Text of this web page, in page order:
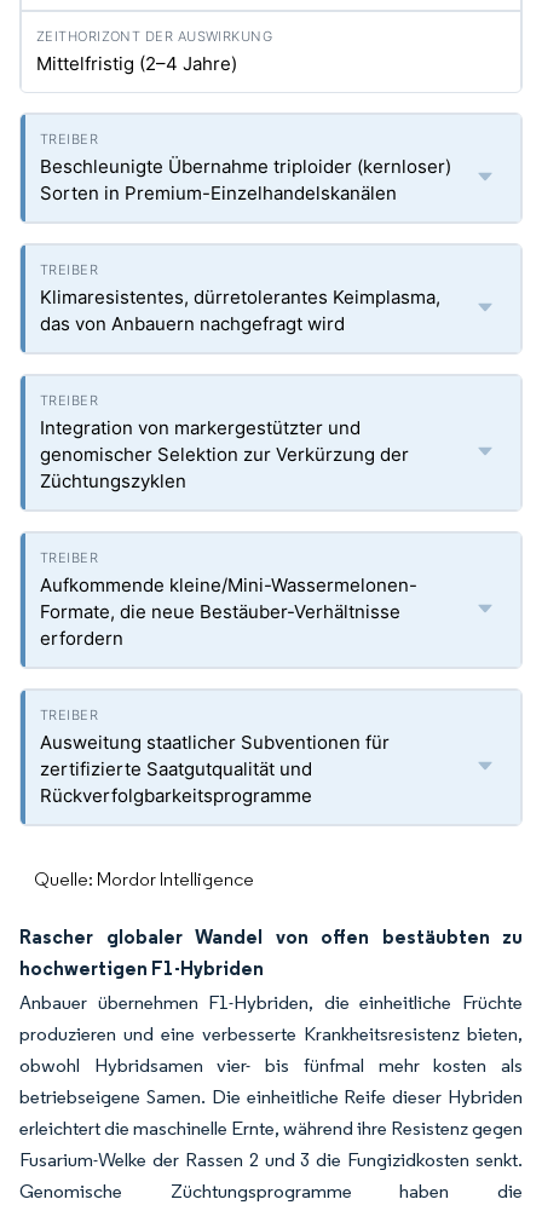
Mittelfristig (2–4 Jahre)
Beschleunigte Übernahme triploider (kernloser)
Sorten in Premium-Einzelhandelskanälen
Klimaresistentes, dürretolerantes Keimplasma,
das von Anbauern nachgefragt wird
Integration von markergestützter und
genomischer Selektion zur Verkürzung der
Züchtungszyklen
Aufkommende kleine/Mini-Wassermelonen-
Formate, die neue Bestäuber-Verhältnisse
erfordern
Ausweitung staatlicher Subventionen für
zertifizierte Saatgutqualität und
Rückverfolgbarkeitsprogramme
Quelle: Mordor Intelligence
Rascher globaler Wandel von offen bestäubten zu
hochwertigen F1-Hybriden
Anbauer übernehmen F1-Hybriden, die einheitliche Früchte
produzieren und eine verbesserte Krankheitsresistenz bieten,
obwohl Hybridsamen vier- bis fünfmal mehr kosten als
betriebseigene Samen. Die einheitliche Reife dieser Hybriden
erleichtert die maschinelle Ernte, während ihre Resistenz gegen
Fusarium-Welke der Rassen 2 und 3 die Fungizidkosten senkt.
Genomische Züchtungsprogramme haben die